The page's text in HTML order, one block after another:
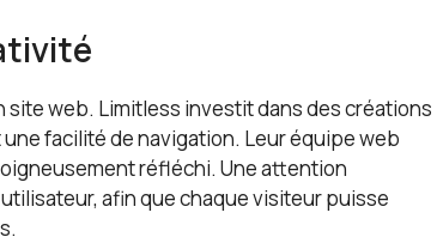
site web. Limitless investit dans des créations
facilité de navigation. Leur équipe web
réfléchi. Une attention
afin que chaque visiteur puisse